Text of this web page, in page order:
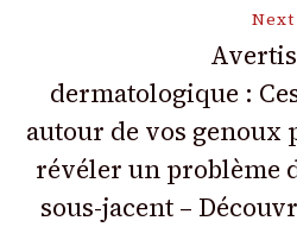
dermatologique :
autour de vos genoux
révéler un problème
sous-jacent –